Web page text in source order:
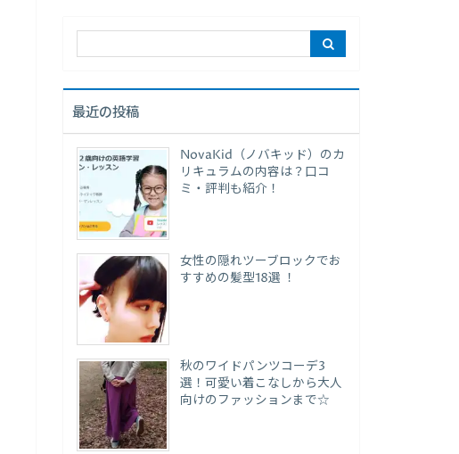
最近の投稿
NovaKid（ノバキッド）のカ
リキュラムの内容は？口コ
ミ・評判も紹介！
女性の隠れツーブロックでお
すすめの髪型18選 ！
秋のワイドパンツコーデ3
選！可愛い着こなしから大人
向けのファッションまで☆